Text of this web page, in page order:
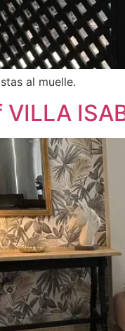
al muelle.
VILLA